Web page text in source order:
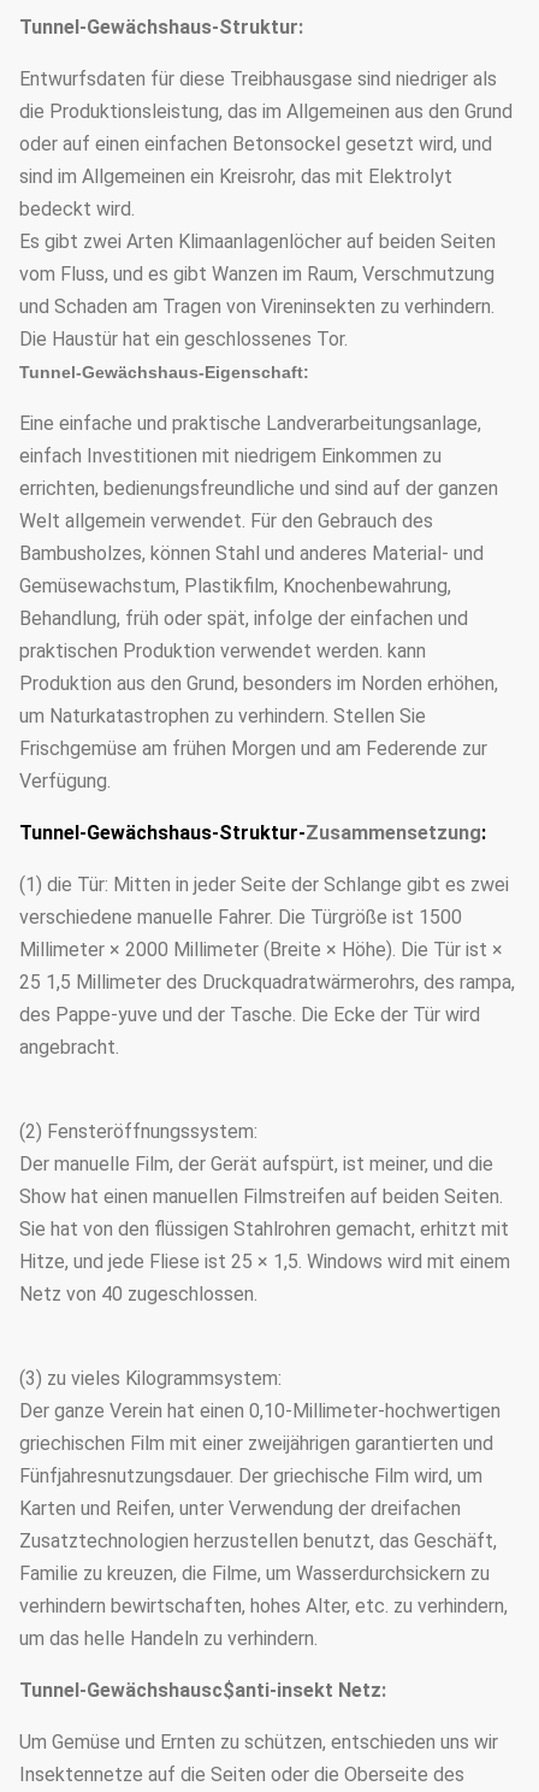
Tunnel-Gewächshaus-Struktur:
Entwurfsdaten für diese Treibhausgase sind niedriger als
die Produktionsleistung, das im Allgemeinen aus den Grund
oder auf einen einfachen Betonsockel gesetzt wird, und
sind im Allgemeinen ein Kreisrohr, das mit Elektrolyt
bedeckt wird.
Es gibt zwei Arten Klimaanlagenlöcher auf beiden Seiten
vom Fluss, und es gibt Wanzen im Raum, Verschmutzung
und Schaden am Tragen von Vireninsekten zu verhindern.
Die Haustür hat ein geschlossenes Tor.
Tunnel-Gewächshaus-Eigenschaft:
Eine einfache und praktische Landverarbeitungsanlage,
einfach Investitionen mit niedrigem Einkommen zu
errichten, bedienungsfreundliche und sind auf der ganzen
Welt allgemein verwendet. Für den Gebrauch des
Bambusholzes, können Stahl und anderes Material- und
Gemüsewachstum, Plastikfilm, Knochenbewahrung,
Behandlung, früh oder spät, infolge der einfachen und
praktischen Produktion verwendet werden. kann
Produktion aus den Grund, besonders im Norden erhöhen,
um Naturkatastrophen zu verhindern. Stellen Sie
Frischgemüse am frühen Morgen und am Federende zur
Verfügung.
Tunnel-Gewächshaus-Struktur-Zusammensetzung:
(1) die Tür: Mitten in jeder Seite der Schlange gibt es zwei
verschiedene manuelle Fahrer. Die Türgröße ist 1500
Millimeter × 2000 Millimeter (Breite × Höhe). Die Tür ist ×
25 1,5 Millimeter des Druckquadratwärmerohrs, des rampa,
des Pappe-yuve und der Tasche. Die Ecke der Tür wird
angebracht.
(2) Fensteröffnungssystem:
Der manuelle Film, der Gerät aufspürt, ist meiner, und die
Show hat einen manuellen Filmstreifen auf beiden Seiten.
Sie hat von den flüssigen Stahlrohren gemacht, erhitzt mit
Hitze, und jede Fliese ist 25 × 1,5. Windows wird mit einem
Netz von 40 zugeschlossen.
(3) zu vieles Kilogrammsystem:
Der ganze Verein hat einen 0,10-Millimeter-hochwertigen
griechischen Film mit einer zweijährigen garantierten und
Fünfjahresnutzungsdauer. Der griechische Film wird, um
Karten und Reifen, unter Verwendung der dreifachen
Zusatztechnologien herzustellen benutzt, das Geschäft,
Familie zu kreuzen, die Filme, um Wasserdurchsickern zu
verhindern bewirtschaften, hohes Alter, etc. zu verhindern,
um das helle Handeln zu verhindern.
Tunnel-Gewächshausc$anti-insekt Netz:
Um Gemüse und Ernten zu schützen, entschieden uns wir
Insektennetze auf die Seiten oder die Oberseite des